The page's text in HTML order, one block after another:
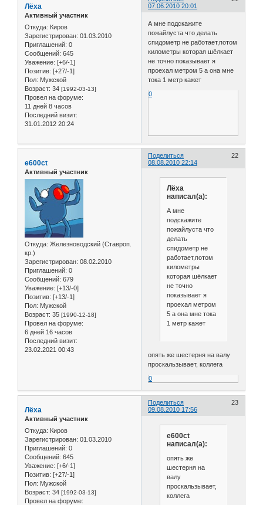
07.06.2010 20:01
Лёха
Активный участник
Откуда: Киров
Зарегистрирован: 01.03.2010
Приглашений: 0
Сообщений: 645
Уважение: [+6/-1]
Позитив: [+27/-1]
Пол: Мужской
Возраст: 34 [1992-03-13]
Провел на форуме:
11 дней 8 часов
Последний визит:
31.01.2012 20:24
А мне подскажите
пожайлуста что делать
спидометр не работает,потом
километры которая шёлкает
не точно показывает я
проехал метром 5 а она мне
тока 1 метр кажет
0
Поделиться
22
08.08.2010 22:14
e600ct
Активный участник
Откуда: Железноводский (Ставроп.
кр.)
Зарегистрирован: 08.02.2010
Приглашений: 0
Сообщений: 679
Уважение: [+13/-0]
Позитив: [+13/-1]
Пол: Мужской
Возраст: 35 [1990-12-18]
Провел на форуме:
6 дней 16 часов
Последний визит:
23.02.2021 00:43
Лёха
написал(а):
А мне
подскажите
пожайлуста что
делать
спидометр не
работает,потом
километры
которая шёлкает
не точно
показывает я
проехал метром
5 а она мне тока
1 метр кажет
опять же шестерня на валу
проскальзывает, коллега
0
Поделиться
23
09.08.2010 17:56
Лёха
Активный участник
Откуда: Киров
Зарегистрирован: 01.03.2010
Приглашений: 0
Сообщений: 645
Уважение: [+6/-1]
Позитив: [+27/-1]
Пол: Мужской
Возраст: 34 [1992-03-13]
Провел на форуме:
e600ct
написал(а):
опять же
шестерня на
валу
проскальзывает,
коллега